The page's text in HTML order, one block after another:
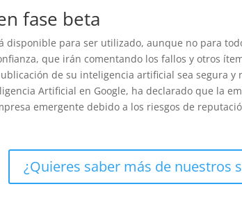
fase beta
disponible para ser utilizado, aunque no para
que irán comentando los fallos y otros
de su inteligencia artificial sea segura y
Artificial en Google, ha declarado que la
emergente debido a los riesgos de
¿Quieres saber más de nuestros